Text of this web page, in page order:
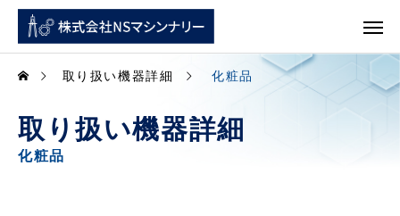
取り扱い機器詳細 化粧品
取り扱い機器詳細
化粧品